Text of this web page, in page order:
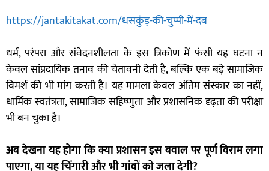
https://jantakitakat.com/धसकुंड़-की-चुप्पी-में-दब
धर्म, परंपरा और संवेदनशीलता के इस त्रिकोण में फंसी यह घटना न
केवल सांप्रदायिक तनाव की चेतावनी देती है, बल्कि एक बड़े सामाजिक
विमर्श की भी मांग करती है। यह मामला केवल अंतिम संस्कार का नहीं,
धार्मिक स्वतंत्रता, सामाजिक सहिष्णुता और प्रशासनिक दृढ़ता की परीक्षा
भी बन चुका है।
अब देखना यह होगा कि क्या प्रशासन इस बवाल पर पूर्ण विराम लगा
पाएगा, या यह चिंगारी और भी गांवों को जला देगी?